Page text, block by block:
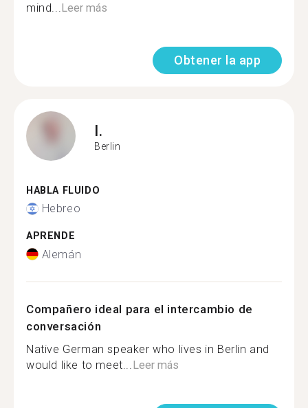
mind... Leer más
Obtener la app
I.
Berlin
HABLA FLUIDO
Hebreo
APRENDE
Alemán
Compañero ideal para el intercambio de
conversación
Native German speaker who lives in Berlin and
would like to meet... Leer más